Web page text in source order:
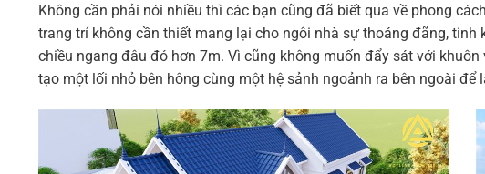
Không cần phải nói nhiều thì các bạn cũng đã biết qua về phong
trang trí không cần thiết mang lại cho ngôi nhà sự thoáng đãng,
chiều ngang đâu đó hơn 7m. Vì cũng không muốn đẩy sát với
tạo một lối nhỏ bên hông cùng một hệ sảnh ngoảnh ra bên ngoài